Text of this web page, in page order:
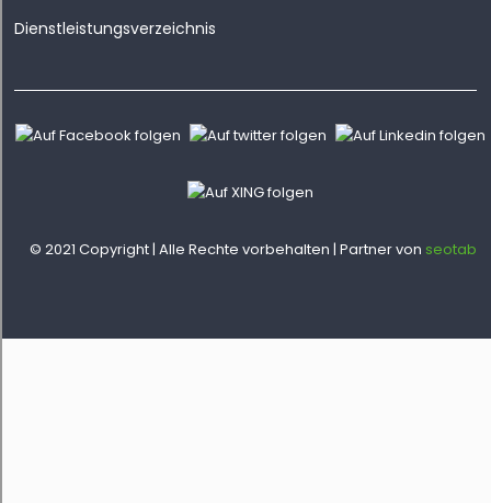
Dienstleistungsverzeichnis
© 2021 Copyright | Alle Rechte vorbehalten | Partner von seotab